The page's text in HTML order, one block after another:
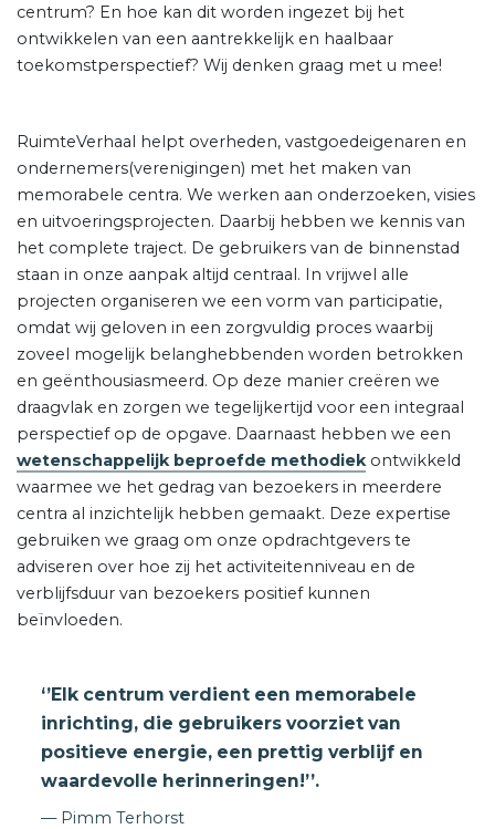
centrum? En hoe kan dit worden ingezet bij het
ontwikkelen van een aantrekkelijk en haalbaar
toekomstperspectief? Wij denken graag met u mee!
RuimteVerhaal helpt overheden, vastgoedeigenaren en
ondernemers(verenigingen) met het maken van
memorabele centra. We werken aan onderzoeken, visies
en uitvoeringsprojecten. Daarbij hebben we kennis van
het complete traject. De gebruikers van de binnenstad
staan in onze aanpak altijd centraal. In vrijwel alle
projecten organiseren we een vorm van participatie,
omdat wij geloven in een zorgvuldig proces waarbij
zoveel mogelijk belanghebbenden worden betrokken
en geënthousiasmeerd. Op deze manier creëren we
draagvlak en zorgen we tegelijkertijd voor een integraal
perspectief op de opgave. Daarnaast hebben we een
wetenschappelijk beproefde methodiekontwikkeld
waarmee we het gedrag van bezoekers in meerdere
centra al inzichtelijk hebben gemaakt. Deze expertise
gebruiken we graag om onze opdrachtgevers te
adviseren over hoe zij het activiteitenniveau en de
verblijfsduur van bezoekers positief kunnen
beïnvloeden.
‘’Elk centrum verdient een memorabele
inrichting, die gebruikers voorziet van
positieve energie, een prettig verblijf en
waardevolle herinneringen!’’.
Pimm Terhorst